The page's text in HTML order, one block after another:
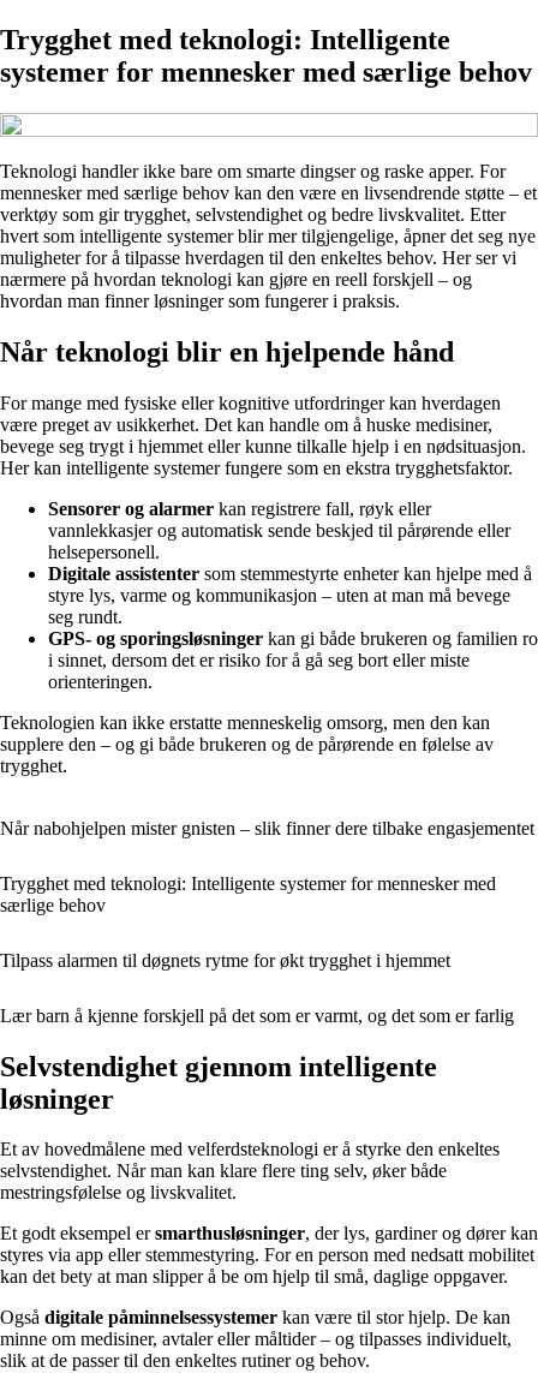
Trygghet med teknologi: Intelligente
systemer for mennesker med særlige behov
Teknologi handler ikke bare om smarte dingser og raske apper. For
mennesker med særlige behov kan den være en livsendrende støtte – et
verktøy som gir trygghet, selvstendighet og bedre livskvalitet. Etter
hvert som intelligente systemer blir mer tilgjengelige, åpner det seg nye
muligheter for å tilpasse hverdagen til den enkeltes behov. Her ser vi
nærmere på hvordan teknologi kan gjøre en reell forskjell – og
hvordan man finner løsninger som fungerer i praksis.
Når teknologi blir en hjelpende hånd
For mange med fysiske eller kognitive utfordringer kan hverdagen
være preget av usikkerhet. Det kan handle om å huske medisiner,
bevege seg trygt i hjemmet eller kunne tilkalle hjelp i en nødsituasjon.
Her kan intelligente systemer fungere som en ekstra trygghetsfaktor.
Sensorer og alarmer kan registrere fall, røyk eller
vannlekkasjer og automatisk sende beskjed til pårørende eller
helsepersonell.
Digitale assistenter som stemmestyrte enheter kan hjelpe med å
styre lys, varme og kommunikasjon – uten at man må bevege
seg rundt.
GPS- og sporingsløsninger kan gi både brukeren og familien ro
i sinnet, dersom det er risiko for å gå seg bort eller miste
orienteringen.
Teknologien kan ikke erstatte menneskelig omsorg, men den kan
supplere den – og gi både brukeren og de pårørende en følelse av
trygghet.
Når nabohjelpen mister gnisten – slik finner dere tilbake engasjementet
Trygghet med teknologi: Intelligente systemer for mennesker med
særlige behov
Tilpass alarmen til døgnets rytme for økt trygghet i hjemmet
Lær barn å kjenne forskjell på det som er varmt, og det som er farlig
Selvstendighet gjennom intelligente
løsninger
Et av hovedmålene med velferdsteknologi er å styrke den enkeltes
selvstendighet. Når man kan klare flere ting selv, øker både
mestringsfølelse og livskvalitet.
Et godt eksempel ersmarthusløsninger, der lys, gardiner og dører kan
styres via app eller stemmestyring. For en person med nedsatt mobilitet
kan det bety at man slipper å be om hjelp til små, daglige oppgaver.
Også digitale påminnelsessystemer kan være til stor hjelp. De kan
minne om medisiner, avtaler eller måltider – og tilpasses individuelt,
slik at de passer til den enkeltes rutiner og behov.